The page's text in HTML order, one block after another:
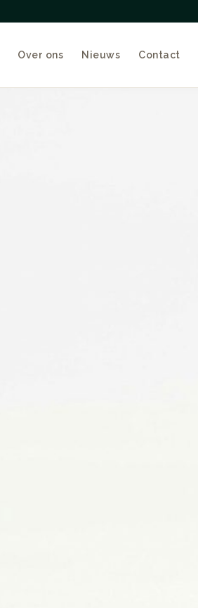
Over ons Nieuws Contact